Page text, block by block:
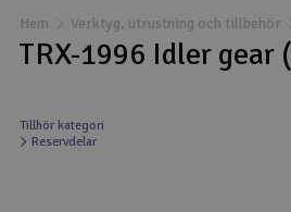
Drönare
Drönare för FPV
Flygplan
Hem Verktyg, utrustning och tillbehör
TRX-1996 Idler gear
Tillhör kategori
Reservdelar